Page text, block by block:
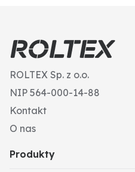
ROLTEX Sp. z o.o.
NIP 564-000-14-88
Kontakt
O nas
Produkty